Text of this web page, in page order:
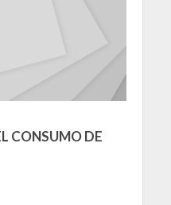
CONSUMO DE